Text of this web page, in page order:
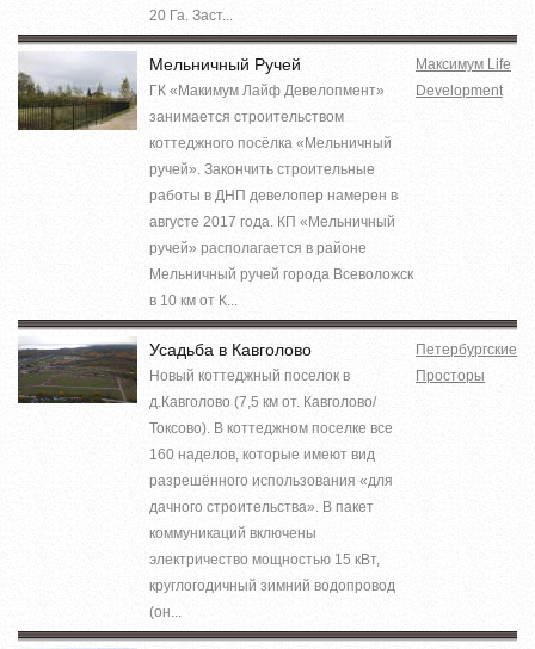
20 Га. Заст...
Мельничный Ручей
ГК «Макимум Лайф Девелопмент»
занимается строительством
коттеджного посёлка «Мельничный
ручей». Закончить строительные
работы в ДНП девелопер намерен в
августе 2017 года. КП «Мельничный
ручей» располагается в районе
Мельничный ручей города Всеволожск
в 10 км от К...
Максимум Life
Development
Усадьба в Кавголово
Новый коттеджный поселок в
д.Кавголово (7,5 км от. Кавголово/
Токсово). В коттеджном поселке все
160 наделов, которые имеют вид
разрешённого использования «для
дачного строительства». В пакет
коммуникаций включены
электричество мощностью 15 кВт,
круглогодичный зимний водопровод
(он...
Петербургские
Просторы